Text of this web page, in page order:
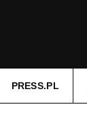
PRESS.PL